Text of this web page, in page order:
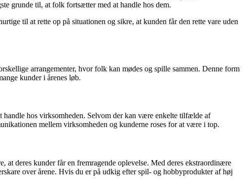
grunde til, at folk fortsætter med at handle hos dem.
til at rette op på situationen og sikre, at kunden får den rette vare uden
arrangementer, hvor folk kan mødes og spille sammen. Denne form
kunder i årenes løb.
hos virksomheden. Selvom der kan være enkelte tilfælde af
mellem virksomheden og kunderne roses for at være i top.
deres kunder får en fremragende oplevelse. Med deres ekstraordinære
over årene. Hvis du er på udkig efter spil- og hobbyprodukter af høj